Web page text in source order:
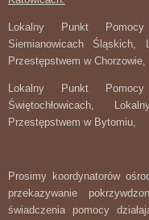
Lokalny Punkt
Siemianowicach Śląskich,
Przestępstwem w Chorzowie,
Lokalny Punkt
Świętochłowicach,
Przestępstwem w Bytomiu,
Prosimy koordynatorów
przekazywanie
świadczenia pomocy